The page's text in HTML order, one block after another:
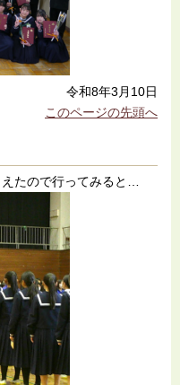
令和8年3月10日
このページの先頭へ
たので行ってみると…